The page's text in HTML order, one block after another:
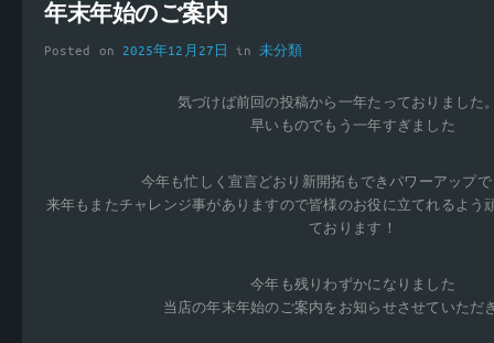
年末年始のご案内
Posted on 2025年12月27日 in未分類
気づけば前回の投稿から一年たっておりました
早いものでもう一年すぎました
今年も忙しく宣言どおり新開拓もできパワーアップ
来年もまたチャレンジ事がありますので皆様のお役に立てれるよう
ております！
今年も残りわずかになりました
当店の年末年始のご案内をお知らせさせていただ